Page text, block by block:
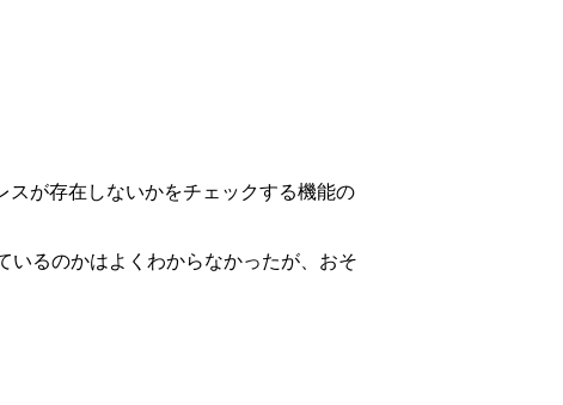
が存在しないかをチェックする機能の
いるのかはよくわからなかったが、おそ